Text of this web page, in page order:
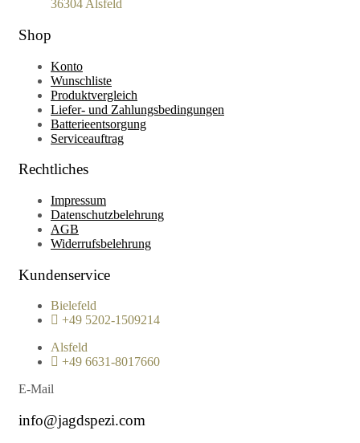
36304 Alsfeld
Shop
Konto
Wunschliste
Produktvergleich
Liefer- und Zahlungsbedingungen
Batterieentsorgung
Serviceauftrag
Rechtliches
Impressum
Datenschutzbelehrung
AGB
Widerrufsbelehrung
Kundenservice
Bielefeld
+49 5202-1509214
Alsfeld
+49 6631-8017660
E-Mail
info@jagdspezi.com